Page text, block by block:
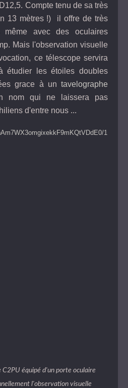
Compte tenu de sa très
13 mètres !) il offre de très
même avec des oculaires
Mais l'observation visuelle
ce télescope servira
étudier les étoiles doubles
grace à un tavelographe
nom qui ne laissera pas
d'entre nous ...
C2PU équipé d'un porte oculaire
l'observation visuelle